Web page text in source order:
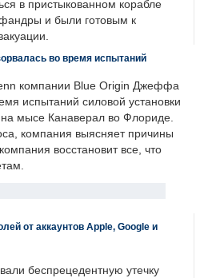
в пристыкованном корабле
и были готовым к
во время испытаний
компании Blue Origin Джеффа
испытаний силовой установки
на мысе Канаверал во Флориде.
компания выясняет причины
восстановит все, что
от аккаунтов Apple, Google и
беспрецедентную утечку